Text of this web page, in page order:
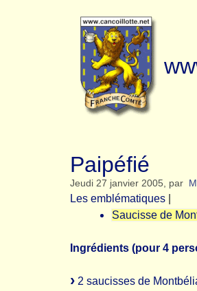
Paipéfié
Jeudi 27 janvier 2005, par
Les emblématiques
Saucisse de
Ingrédients (pour 4
2 saucisses de